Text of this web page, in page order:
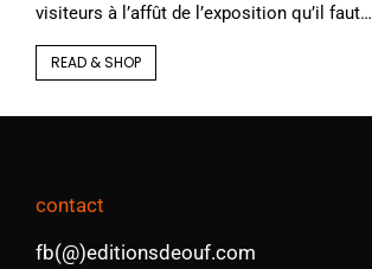
visiteurs à l’affût de l’exposition qu’il faut…
READ & SHOP
contact
fb(@)editionsdeouf.com